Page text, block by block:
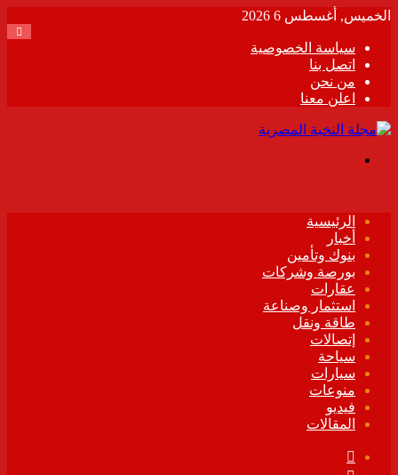
الخميس, أغسطس 6 2026
سياسة الخصوصية
اتصل بنا
من نحن
اعلن معنا
الرئيسية
أخبار
بنوك وتأمين
بورصة وشركات
عقارات
استثمار وصناعة
طاقة ونقل
إتصالات
سياحة
سيارات
منوعات
فيديو
المقالات